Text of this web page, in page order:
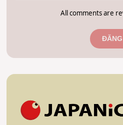
All comments are
ĐĂNG